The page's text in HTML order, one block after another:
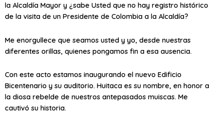
la Alcaldía Mayor y ¿sabe Usted que no hay registro histórico
de la visita de un Presidente de Colombia a la Alcaldía?
Me enorgullece que seamos usted y yo, desde nuestras
diferentes orillas, quienes pongamos fin a esa ausencia.
Con este acto estamos inaugurando el nuevo Edificio
Bicentenario y su auditorio. Huitaca es su nombre, en honor a
la diosa rebelde de nuestros antepasados muiscas. Me
cautivó su historia.